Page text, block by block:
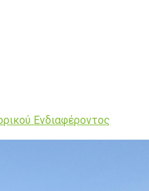
Ενδιαφέροντος